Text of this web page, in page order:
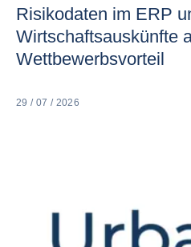
Risikodaten im ERP
Wirtschaftsauskünfte
Wettbewerbsvorteil
29 / 07 / 2026